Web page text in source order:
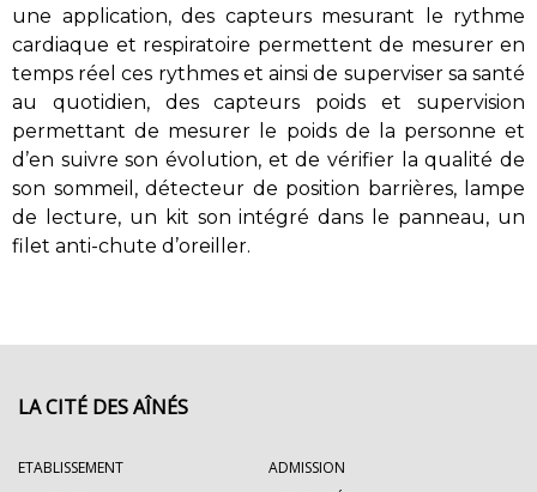
une application, des capteurs mesurant le rythme
cardiaque et respiratoire permettent de mesurer en
temps réel ces rythmes et ainsi de superviser sa santé
au quotidien, des capteurs poids et supervision
permettant de mesurer le poids de la personne et
d’en suivre son évolution, et de vérifier la qualité de
son sommeil, détecteur de position barrières, lampe
de lecture, un kit son intégré dans le panneau, un
filet anti-chute d’oreiller.
LA CITÉ DES AÎNÉS
ETABLISSEMENT
ADMISSION